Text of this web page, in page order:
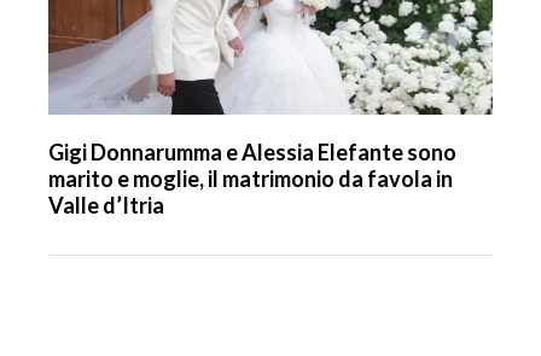
Gigi Donnarumma e Alessia Elefante sono
marito e moglie, il matrimonio da favola in
Valle d’Itria